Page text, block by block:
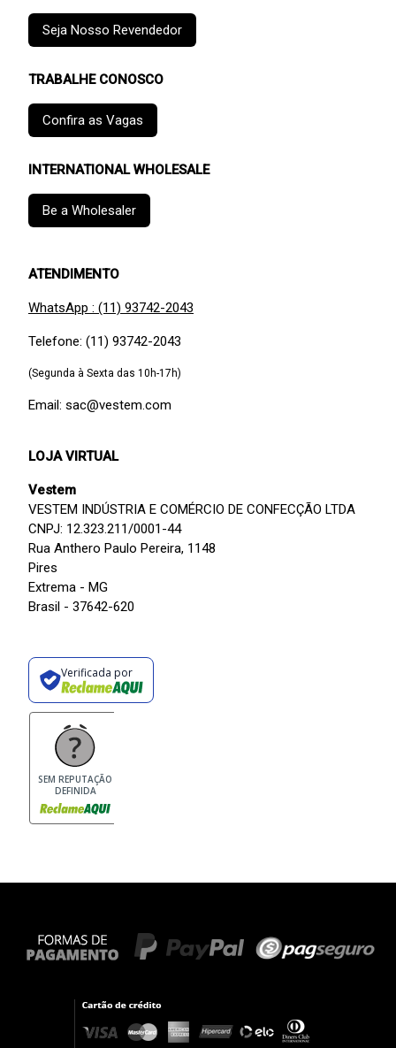
Seja Nosso Revendedor
TRABALHE CONOSCO
Confira as Vagas
INTERNATIONAL WHOLESALE
Be a Wholesaler
ATENDIMENTO
WhatsApp : (11) 93742-2043
Telefone: (11) 93742-2043
(Segunda à Sexta das 10h-17h)
Email: sac@vestem.com
LOJA VIRTUAL
Vestem
VESTEM INDÚSTRIA E COMÉRCIO DE CONFECÇÃO LTDA
CNPJ: 12.323.211/0001-44
Rua Anthero Paulo Pereira, 1148
Pires
Extrema - MG
Brasil - 37642-620
Verificada por
SEM REPUTAÇÃO
DEFINIDA